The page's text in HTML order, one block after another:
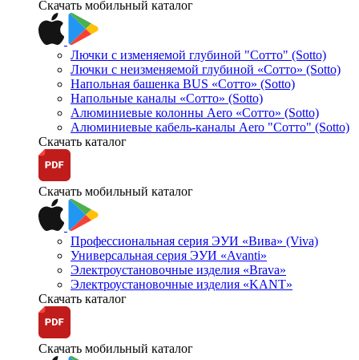
Скачать мобильный каталог
Лючки с изменяемой глубиной "Сотто" (Sotto)
Лючки с неизменяемой глубиной «Сотто» (Sotto)
Напольная башенка BUS «Сотто» (Sotto)
Напольные каналы «Сотто» (Sotto)
Алюминиевые колонны Aero «Сотто» (Sotto)
Алюминиевые кабель-каналы Aero "Сотто" (Sotto)
Скачать каталог
Скачать мобильный каталог
Профессиональная серия ЭУИ «Вива» (Viva)
Универсальная серия ЭУИ «Avanti»
Электроустановочные изделия «Brava»
Электроустановочные изделия «KANT»
Скачать каталог
Скачать мобильный каталог